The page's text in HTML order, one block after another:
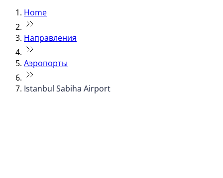
Home
Направления
Аэропорты
Istanbul Sabiha Airport